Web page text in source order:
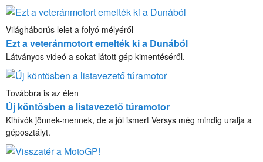
Világháborús lelet a folyó mélyéről
Ezt a veteránmotort emelték ki a Dunából
Látványos videó a sokat látott gép kimentéséről.
Továbbra is az élen
Új köntösben a listavezető túramotor
Kihívók jönnek-mennek, de a jól ismert Versys még mindig uralja a
géposztályt.